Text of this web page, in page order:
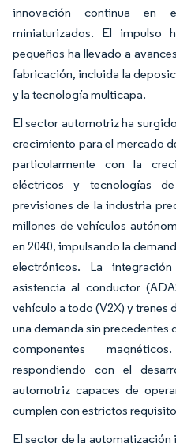
innovación continua en
miniaturizados. El impulso
pequeños ha llevado a
fabricación, incluida la
y la tecnología multicapa.
El sector automotriz ha
crecimiento para el mercado
particularmente con la
eléctricos y tecnologías
previsiones de la industria
millones de vehículos
en 2040, impulsando la
electrónicos. La
asistencia al conductor
vehículo a todo (V2X) y trenes
una demanda sin
componentes
respondiendo con el
automotriz capaces de
cumplen con estrictos
El sector de la